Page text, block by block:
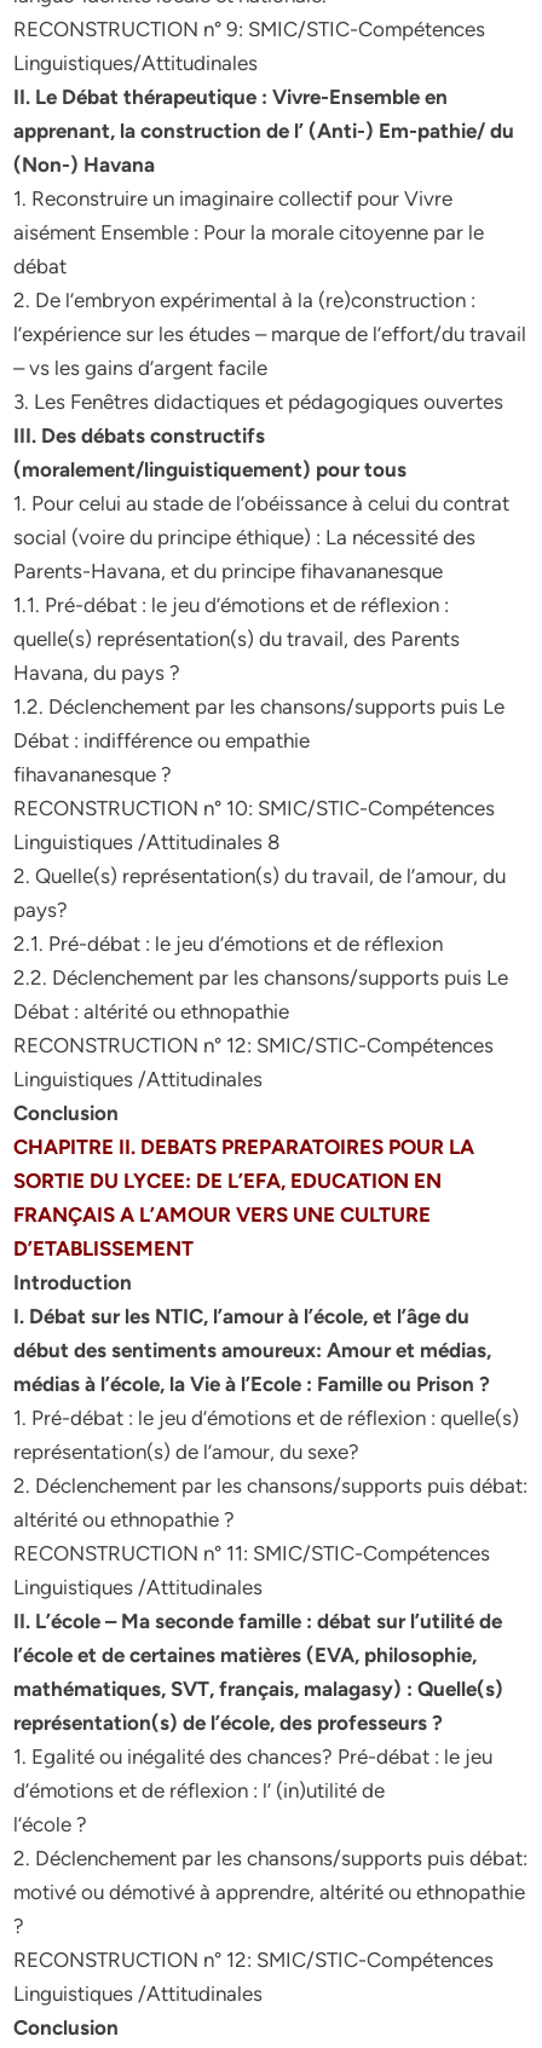
RECONSTRUCTION n° 9: SMIC/STIC-Compétences
Linguistiques/Attitudinales
II. Le Débat thérapeutique : Vivre-Ensemble en
apprenant, la construction de l’ (Anti-) Em-pathie/ du
(Non-) Havana
1. Reconstruire un imaginaire collectif pour Vivre
aisément Ensemble : Pour la morale citoyenne par le
débat
2. De l’embryon expérimental à la (re)construction :
l’expérience sur les études – marque de l’effort/du travail
– vs les gains d’argent facile
3. Les Fenêtres didactiques et pédagogiques ouvertes
III. Des débats constructifs
(moralement/linguistiquement) pour tous
1. Pour celui au stade de l’obéissance à celui du contrat
social (voire du principe éthique) : La nécessité des
Parents-Havana, et du principe fihavananesque
1.1. Pré-débat : le jeu d’émotions et de réflexion :
quelle(s) représentation(s) du travail, des Parents
Havana, du pays ?
1.2. Déclenchement par les chansons/supports puis Le
Débat : indifférence ou empathie
fihavananesque ?
RECONSTRUCTION n° 10: SMIC/STIC-Compétences
Linguistiques /Attitudinales 8
2. Quelle(s) représentation(s) du travail, de l’amour, du
pays?
2.1. Pré-débat : le jeu d’émotions et de réflexion
2.2. Déclenchement par les chansons/supports puis Le
Débat : altérité ou ethnopathie
RECONSTRUCTION n° 12: SMIC/STIC-Compétences
Linguistiques /Attitudinales
Conclusion
CHAPITRE II. DEBATS PREPARATOIRES POUR LA
SORTIE DU LYCEE: DE L’EFA, EDUCATION EN
FRANÇAIS A L’AMOUR VERS UNE CULTURE
D’ETABLISSEMENT
Introduction
I. Débat sur les NTIC, l’amour à l’école, et l’âge du
début des sentiments amoureux: Amour et médias,
médias à l’école, la Vie à l’Ecole : Famille ou Prison ?
1. Pré-débat : le jeu d’émotions et de réflexion : quelle(s)
représentation(s) de l’amour, du sexe?
2. Déclenchement par les chansons/supports puis débat:
altérité ou ethnopathie ?
RECONSTRUCTION n° 11: SMIC/STIC-Compétences
Linguistiques /Attitudinales
II. L’école – Ma seconde famille : débat sur l’utilité de
l’école et de certaines matières (EVA, philosophie,
mathématiques, SVT, français, malagasy) : Quelle(s)
représentation(s) de l’école, des professeurs ?
1. Egalité ou inégalité des chances? Pré-débat : le jeu
d’émotions et de réflexion : l’ (in)utilité de
l’école ?
2. Déclenchement par les chansons/supports puis débat:
motivé ou démotivé à apprendre, altérité ou ethnopathie
?
RECONSTRUCTION n° 12: SMIC/STIC-Compétences
Linguistiques /Attitudinales
Conclusion